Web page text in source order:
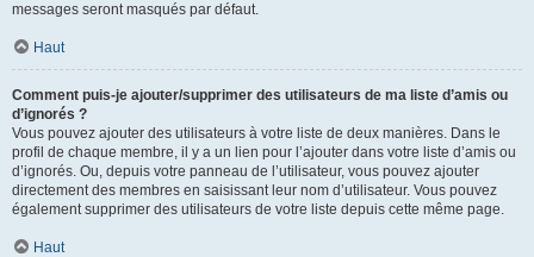
messages seront masqués par défaut.
Haut
Comment puis-je ajouter/supprimer des utilisateurs de ma liste d’amis ou
d’ignorés ?
Vous pouvez ajouter des utilisateurs à votre liste de deux manières. Dans le
profil de chaque membre, il y a un lien pour l’ajouter dans votre liste d’amis ou
d’ignorés. Ou, depuis votre panneau de l’utilisateur, vous pouvez ajouter
directement des membres en saisissant leur nom d’utilisateur. Vous pouvez
également supprimer des utilisateurs de votre liste depuis cette même page.
Haut